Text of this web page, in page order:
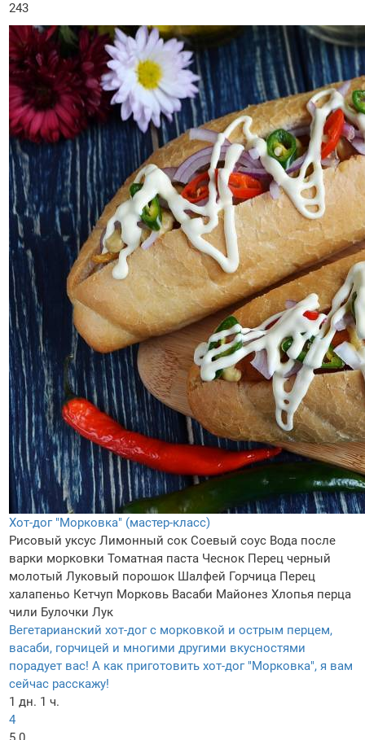
243
Хот-дог "Морковка" (мастер-класс)
Рисовый уксус Лимонный сок Соевый соус Вода после
варки морковки Томатная паста Чеснок Перец черный
молотый Луковый порошок Шалфей Горчица Перец
халапеньо Кетчуп Морковь Васаби Майонез Хлопья перца
чили Булочки Лук
Вегетарианский хот-дог с морковкой и острым перцем,
васаби, горчицей и многими другими вкусностями
порадует вас! А как приготовить хот-дог "Морковка", я вам
сейчас расскажу!
1 дн. 1 ч.
4